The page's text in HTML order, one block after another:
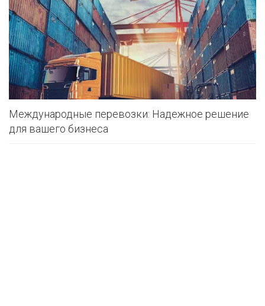
Международные перевозки: Надежное решение
для вашего бизнеса